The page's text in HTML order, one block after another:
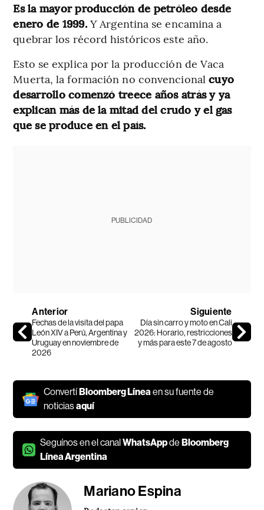
Es la mayor producción de petróleo desde
enero de 1999. Y Argentina se encamina a
quebrar los récord históricos este año.
Esto se explica por la producción de Vaca
Muerta, la formación no convencional cuyo
desarrollo comenzó treece años atrás y ya
explican más de la mitad del crudo y el gas
que se produce en el país.
PUBLICIDAD
Anterior
Fechas de la visita del papa
León XIV a Perú, Argentina y
Uruguay en noviembre de
2026
Siguiente
Día sin carro y moto en Cali
2026: Horario, restricciones
y más para este 7 de agosto
Convertí Bloomberg Líneaen su fuente de
noticiasaquí
Seguínos en el canalWhatsAppde Bloomberg
Línea Argentina
Mariano Espina